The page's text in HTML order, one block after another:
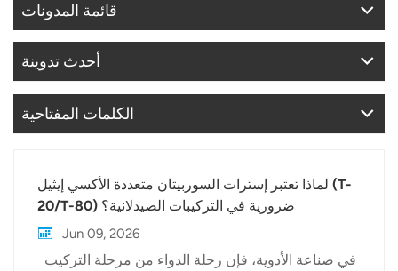
Español
قائمة المدونات
أحدث تدوينة
الكلمات المفتاحية
لماذا تعتبر إسترات السوربيتان متعددة الأكسي إيثيل (T-
20/T-80) ضرورية في التركيبات الصيدلانية؟
Jun 09, 2026